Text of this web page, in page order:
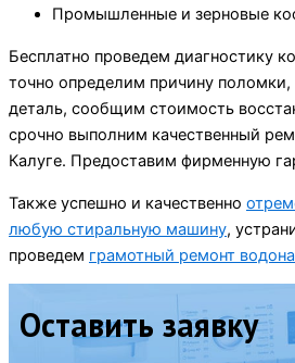
Промышленные и зерновые
Бесплатно проведем диагностику
точно определим причину
деталь, сообщим стоимость
срочно выполним качественный
Калуге. Предоставим фирменную
Также успешно и качественно
любую стиральную машину,
проведем грамотный ремонт
Оставить заявку